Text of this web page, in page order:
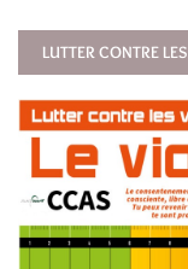
LUTTER CONTRE